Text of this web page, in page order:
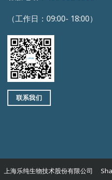
（工作日：09:00- 18:00）
联系我们
上海乐纯生物技术股份有限公司